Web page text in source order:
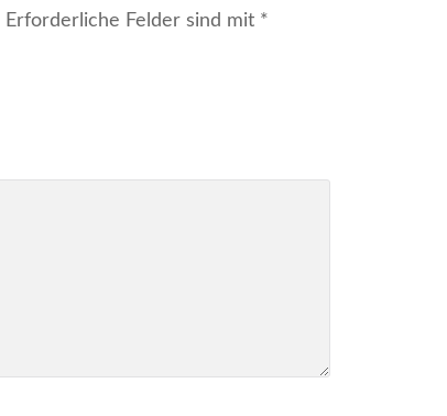
Erforderliche Felder sind mit *